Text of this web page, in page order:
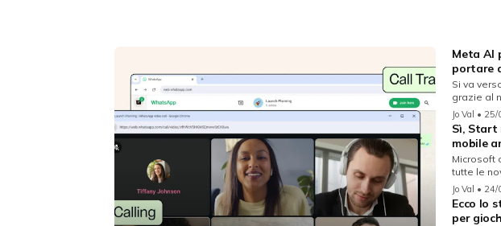
Meta AI
portare
Si va
grazie al
Jo Val •
Sì, Start
mobile
Microsoft
tutte le
Jo Val •
Ecco lo
per